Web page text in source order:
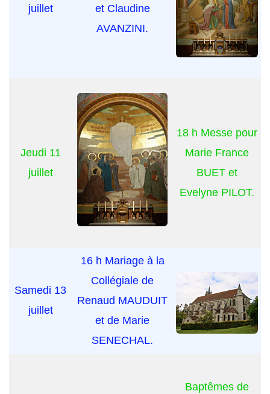
juillet
et Claudine
AVANZINI.
Jeudi 11
juillet
18 h Messe pour
Marie France
BUET et
Evelyne PILOT.
Samedi 13
juillet
16 h Mariage à la
Collégiale de
Renaud MAUDUIT
et de Marie
SENECHAL.
Baptêmes de